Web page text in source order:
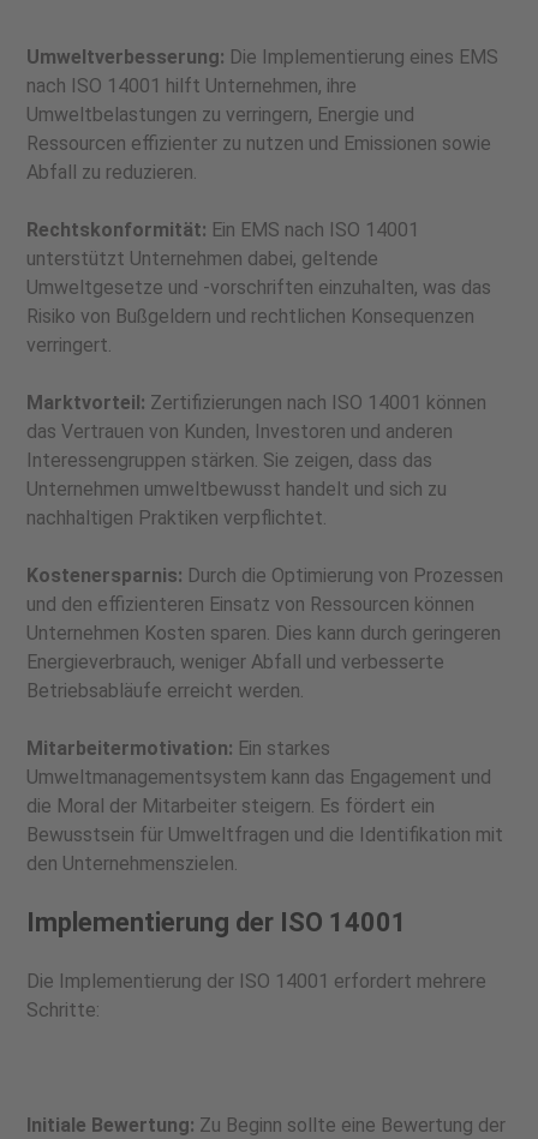
Umweltverbesserung: Die Implementierung eines EMS
nach ISO 14001 hilft Unternehmen, ihre
Umweltbelastungen zu verringern, Energie und
Ressourcen effizienter zu nutzen und Emissionen sowie
Abfall zu reduzieren.
Rechtskonformität: Ein EMS nach ISO 14001
unterstützt Unternehmen dabei, geltende
Umweltgesetze und -vorschriften einzuhalten, was das
Risiko von Bußgeldern und rechtlichen Konsequenzen
verringert.
Marktvorteil: Zertifizierungen nach ISO 14001 können
das Vertrauen von Kunden, Investoren und anderen
Interessengruppen stärken. Sie zeigen, dass das
Unternehmen umweltbewusst handelt und sich zu
nachhaltigen Praktiken verpflichtet.
Kostenersparnis: Durch die Optimierung von Prozessen
und den effizienteren Einsatz von Ressourcen können
Unternehmen Kosten sparen. Dies kann durch geringeren
Energieverbrauch, weniger Abfall und verbesserte
Betriebsabläufe erreicht werden.
Mitarbeitermotivation: Ein starkes
Umweltmanagementsystem kann das Engagement und
die Moral der Mitarbeiter steigern. Es fördert ein
Bewusstsein für Umweltfragen und die Identifikation mit
den Unternehmenszielen.
Implementierung der ISO 14001
Die Implementierung der ISO 14001 erfordert mehrere
Schritte:
Initiale Bewertung: Zu Beginn sollte eine Bewertung der